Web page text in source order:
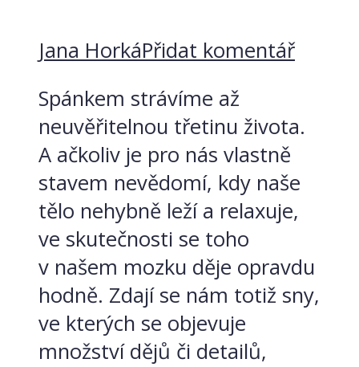
Jana HorkáPřidat komentář
Spánkem strávíme až
neuvěřitelnou třetinu života.
A ačkoliv je pro nás vlastně
stavem nevědomí, kdy naše
tělo nehybně leží a relaxuje,
ve skutečnosti se toho
v našem mozku děje opravdu
hodně. Zdají se nám totiž sny,
ve kterých se objevuje
množství dějů či detailů,